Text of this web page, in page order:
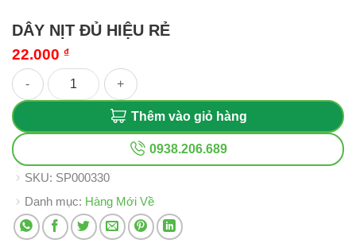
DÂY NỊT ĐỦ HIỆU RẺ
22.000 ₫
DÂY NỊT ĐỦ HIỆU RẺ số lượng
Thêm vào giỏ hàng
0938.206.689
SKU: SP000330
Danh mục: Hàng Mới Về